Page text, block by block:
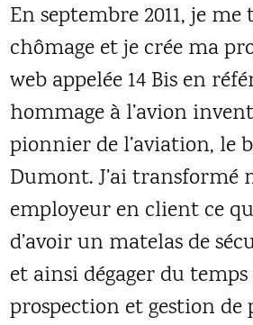
En septembre 2011, je
chômage et je crée ma
web appelée 14 Bis en
hommage à l’avion
pionnier de l’aviation, le
Dumont. J’ai transformé
employeur en client ce
d’avoir un matelas de
et ainsi dégager du
prospection et gestion de